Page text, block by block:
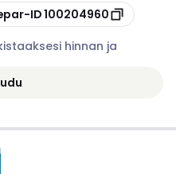
ID100204960
hinnan ja